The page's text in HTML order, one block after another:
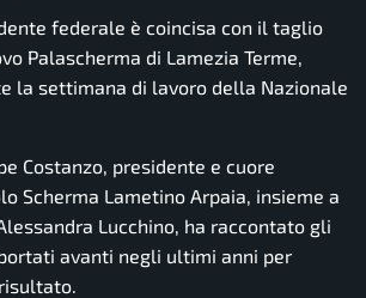
federale è coincisa con il taglio
Palascherma di Lamezia Terme,
la settimana di lavoro della Nazionale
Costanzo, presidente e cuore
Scherma Lametino Arpaia, insieme a
Lucchino, ha raccontato gli
avanti negli ultimi anni per